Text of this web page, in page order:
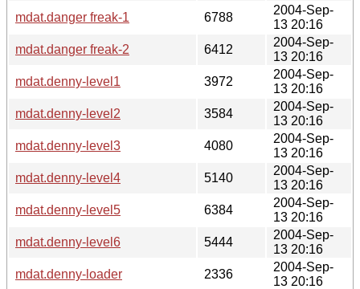
mdat.danger freak-1
6788
2004-Sep-
13 20:16
mdat.danger freak-2
6412
2004-Sep-
13 20:16
mdat.denny-level1
3972
2004-Sep-
13 20:16
mdat.denny-level2
3584
2004-Sep-
13 20:16
mdat.denny-level3
4080
2004-Sep-
13 20:16
mdat.denny-level4
5140
2004-Sep-
13 20:16
mdat.denny-level5
6384
2004-Sep-
13 20:16
mdat.denny-level6
5444
2004-Sep-
13 20:16
mdat.denny-loader
2336
2004-Sep-
13 20:16